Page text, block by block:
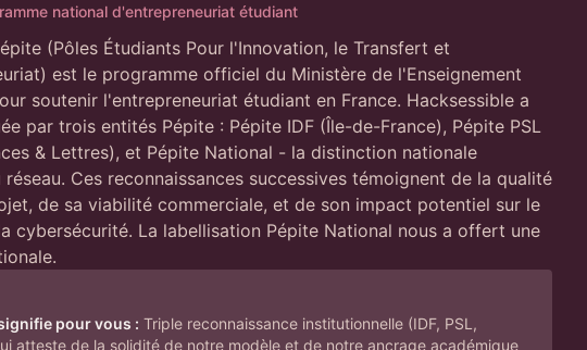
national d'entrepreneuriat étudiant
(Pôles Étudiants Pour l'Innovation, le Transfert et
est le programme officiel du Ministère de l'Enseignement
soutenir l'entrepreneuriat étudiant en France. Hacksessible a
par trois entités Pépite : Pépite IDF (Île-de-France), Pépite PSL
& Lettres), et Pépite National - la distinction nationale
réseau. Ces reconnaissances successives témoignent de la qualité
de sa viabilité commerciale, et de son impact potentiel sur le
cybersécurité. La labellisation Pépite National nous a offert une
pour vous : Triple reconnaissance institutionnelle (IDF, PSL,
atteste de la solidité de notre modèle et de notre ancrage académique